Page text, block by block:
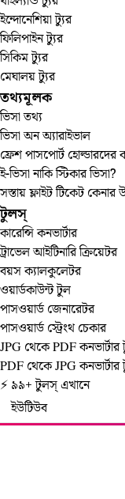
ইন্দোনেশিয়া ট্যুর
ফিলিপাইন ট্যুর
সিকিম ট্যুর
মেঘালয় ট্যুর
তথ্যমূলক
ভিসা তথ্য
ভিসা অন অ্যারাইভাল
ফ্রেশ পাসপোর্ট হোল্ডারদের
ই-ভিসা নাকি স্টিকার ভিসা?
সস্তায় ফ্লাইট টিকেট কেনার
টুলস্‌
কারেন্সি কনভার্টার
ট্রাভেল আইটিনারি ক্রিয়েটর
বয়স ক্যালকুলেটর
ওয়ার্ডকাউন্ট টুল
পাসওয়ার্ড জেনারেটর
পাসওয়ার্ড স্ট্রেংথ চেকার
JPG থেকে PDF
PDF থেকে JPG
⚡ ৯৯+ টুলস্‌ এখানে
ইউটিউব